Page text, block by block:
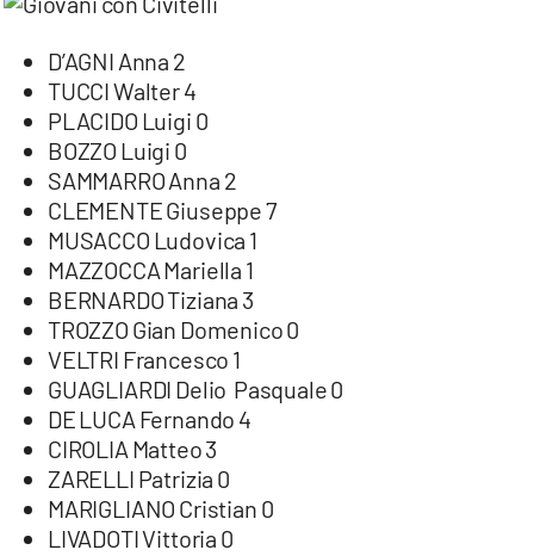
D’AGNI Anna 2
TUCCI Walter 4
PLACIDO Luigi 0
BOZZO Luigi 0
SAMMARRO Anna 2
CLEMENTE Giuseppe 7
MUSACCO Ludovica 1
MAZZOCCA Mariella 1
BERNARDO Tiziana 3
TROZZO Gian Domenico 0
VELTRI Francesco 1
GUAGLIARDI Delio Pasquale 0
DE LUCA Fernando 4
CIROLIA Matteo 3
ZARELLI Patrizia 0
MARIGLIANO Cristian 0
LIVADOTI Vittoria 0